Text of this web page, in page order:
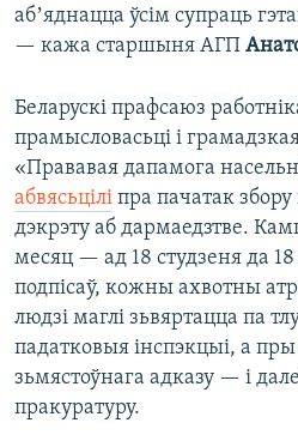
абʼяднацца ўсім супраць
— кажа старшыня АГП
Беларускі прафсаюз
прамысловасьці і
«Прававая дапамога
абвясьцілі пра пачатак
дэкрэту аб дармаедзтве.
месяц — ад 18 студзеня да
подпісаў, кожны ахвотны
людзі маглі зьвяртацца па
падатковыя інспэкцыі, а пры
зьмястоўнага адказу — і
пракуратуру.